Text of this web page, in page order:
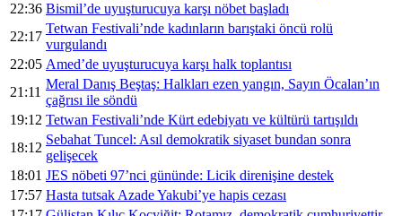
22:36 Bismil’de uyuşturucuya karşı nöbet başladı
22:17
Tetwan Festivali’nde kadınların barıştaki öncü rolü
vurgulandı
22:05 Amed’de uyuşturucuya karşı halk toplantısı
21:11
Meral Danış Beştaş: Halkları ezen yangın, Sayın Öcalan’ın
çağrısı ile söndü
19:12 Tetwan Festivali’nde Kürt edebiyatı ve kültürü tartışıldı
18:12
Sebahat Tuncel: Asıl demokratik siyaset bundan sonra
gelişecek
18:01 JES nöbeti 97’nci gününde: Licik direnişine destek
17:57 Hasta tutsak Azade Yakubi’ye hapis cezası